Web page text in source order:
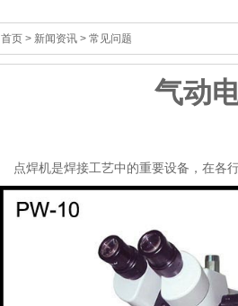
首页 > 新闻资讯 > 常见问题
气动
点焊机是焊接工艺中的重要设备，在各